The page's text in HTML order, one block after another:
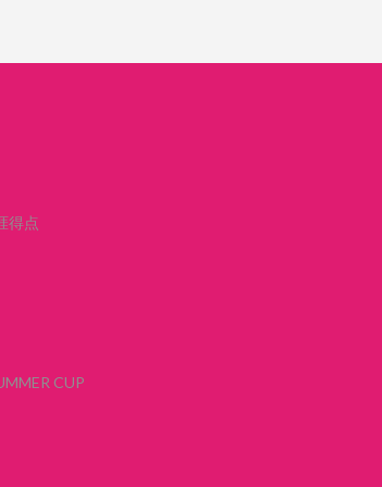
得点
CUP